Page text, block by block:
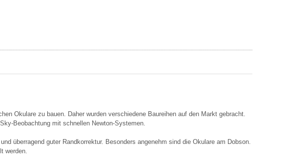
Okulare zu bauen. Daher wurden verschiedene Baureihen auf den Markt gebracht.
Beobachtung mit schnellen Newton-Systemen.
überragend guter Randkorrektur. Besonders angenehm sind die Okulare am Dobson.
werden.